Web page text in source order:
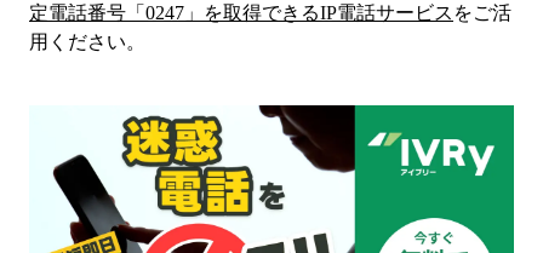
定電話番号「 0247 」を取得できるIP電話サービス をご活
用ください。